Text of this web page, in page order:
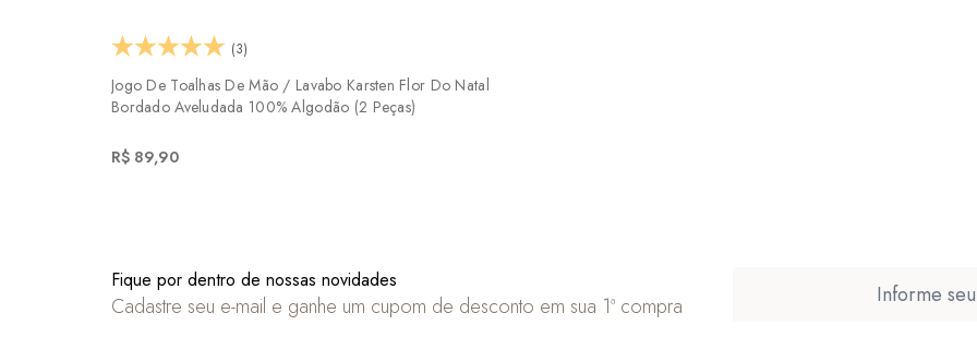
(3)
Jogo De Toalhas De Mão / Lavabo Karsten Flor Do Natal
Bordado Aveludada 100% Algodão (2 Peças)
R$ 89,90
Fique por dentro de nossas novidades
Cadastre seu e-mail e ganhe um cupom de desconto em sua 1ª compra